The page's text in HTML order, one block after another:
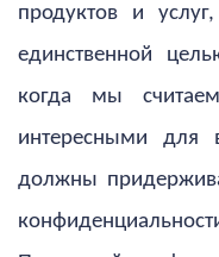
продуктов и
единственной
когда мы
интересными для
должны